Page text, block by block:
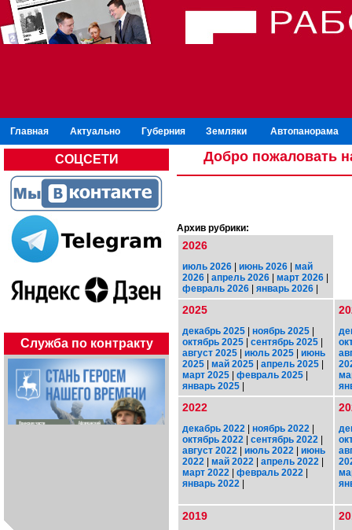
Главная Актуально Губерния Земляки Автопанорама
СОЦСЕТИ
Служба по контракту
Добро пожаловать
Архив рубрики:
2026
июль 2026 | июнь 2026 | май
2026 | апрель 2026 | март 2026 |
февраль 2026 | январь 2026 |
2025
декабрь 2025 | ноябрь 2025 |
октябрь 2025 | сентябрь 2025 |
август 2025 | июль 2025 | июнь
2025 | май 2025 | апрель 2025 |
март 2025 | февраль 2025 |
январь 2025 |
2022
декабрь 2022 | ноябрь 2022 |
октябрь 2022 | сентябрь 2022 |
август 2022 | июль 2022 | июнь
2022 | май 2022 | апрель 2022 |
март 2022 | февраль 2022 |
январь 2022 |
2019